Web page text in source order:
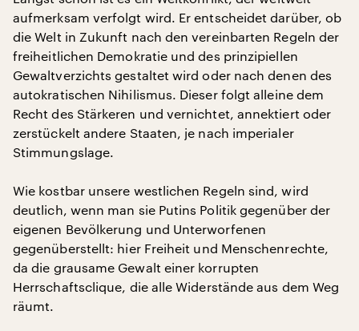
aufmerksam verfolgt wird. Er entscheidet darüber, ob
die Welt in Zukunft nach den vereinbarten Regeln der
freiheitlichen Demokratie und des prinzipiellen
Gewaltverzichts gestaltet wird oder nach denen des
autokratischen Nihilismus. Dieser folgt alleine dem
Recht des Stärkeren und vernichtet, annektiert oder
zerstückelt andere Staaten, je nach imperialer
Stimmungslage.
Wie kostbar unsere westlichen Regeln sind, wird
deutlich, wenn man sie Putins Politik gegenüber der
eigenen Bevölkerung und Unterworfenen
gegenüberstellt: hier Freiheit und Menschenrechte,
da die grausame Gewalt einer korrupten
Herrschaftsclique, die alle Widerstände aus dem Weg
räumt.